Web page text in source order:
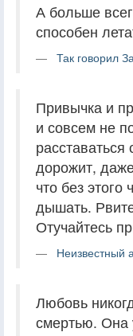
А больше
способен
Так говорил
Привычка и
и совсем не
дорожит,
что без
дышать.
Отучайтесь
Неизвестный
Любовь
смертью. Она